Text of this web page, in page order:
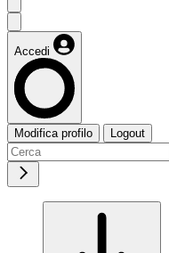
Accedi
Modifica profilo Logout